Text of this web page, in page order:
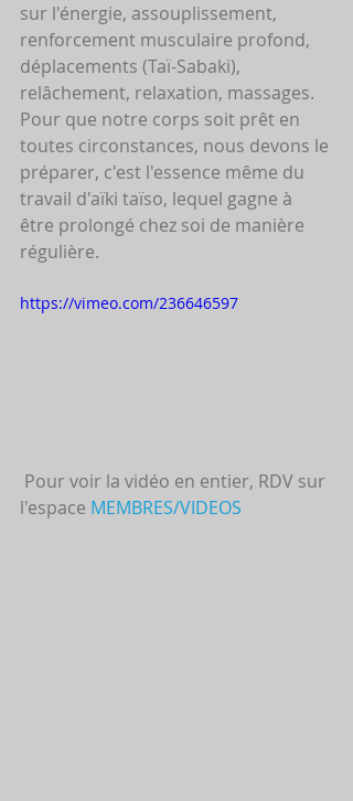
sur l'énergie, assouplissement,
renforcement musculaire profond,
déplacements (Taï-Sabaki),
relâchement, relaxation, massages.
Pour que notre corps soit prêt en
toutes circonstances, nous devons le
préparer, c'est l'essence même du
travail d'aïki taïso, lequel gagne à
être prolongé chez soi de manière
régulière.
https://vimeo.com/236646597
l'espace MEMBRES/VIDEOS